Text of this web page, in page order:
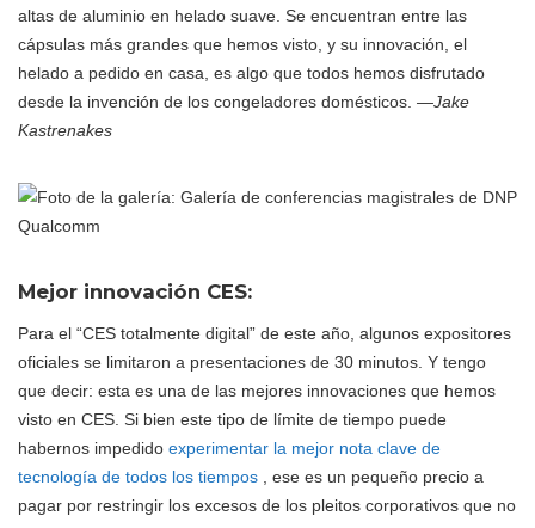
altas de aluminio en helado suave. Se encuentran entre las
cápsulas más grandes que hemos visto, y su innovación, el
helado a pedido en casa, es algo que todos hemos disfrutado
desde la invención de los congeladores domésticos. —Jake
Kastrenakes
Mejor innovación CES:
Para el “CES totalmente digital” de este año, algunos expositores
oficiales se limitaron a presentaciones de 30 minutos. Y tengo
que decir: esta es una de las mejores innovaciones que hemos
visto en CES. Si bien este tipo de límite de tiempo puede
habernos impedido experimentar la mejor nota clave de
tecnología de todos los tiempos , ese es un pequeño precio a
pagar por restringir los excesos de los pleitos corporativos que no